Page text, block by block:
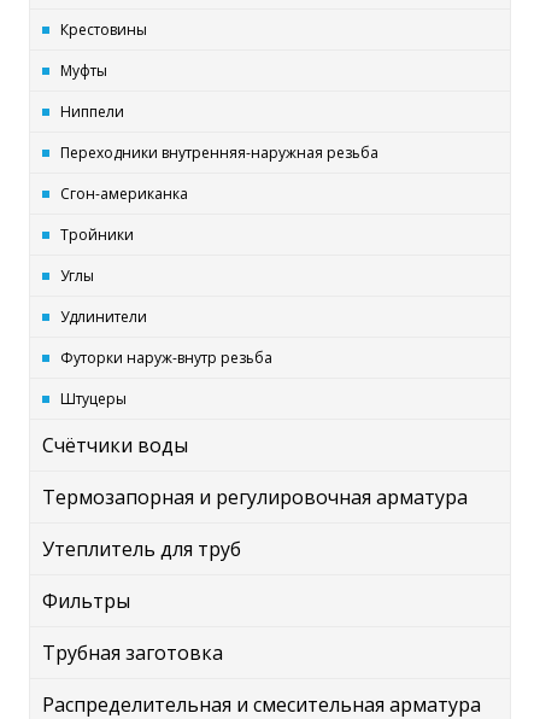
Крестовины
Муфты
Ниппели
Переходники внутренняя-наружная резьба
Сгон-американка
Тройники
Углы
Удлинители
Футорки наруж-внутр резьба
Штуцеры
Счётчики воды
Термозапорная и регулировочная арматура
Утеплитель для труб
Фильтры
Трубная заготовка
Распределительная и смесительная арматура